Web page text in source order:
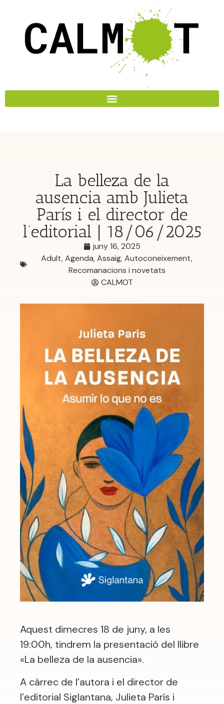
La belleza de la
ausencia amb Julieta
París i el director de
l’editorial | 18/06/2025
juny 16, 2025
Adult,Agenda,Assaig,Autoconeixement,
Recomanacions i novetats
CALMOT
Aquest dimecres 18 de juny, a les
19:00h, tindrem la presentació del llibre
«La belleza de la ausencia».
A càrrec de l’autora i el director de
l’editorial Siglantana, Julieta París i